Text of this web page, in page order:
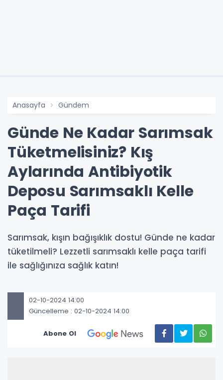
Anasayfa Gündem
Günde Ne Kadar Sarımsak
Tüketmelisiniz? Kış
Aylarında Antibiyotik
Deposu Sarımsaklı Kelle
Paça Tarifi
Sarımsak, kışın bağışıklık dostu! Günde ne kadar
tüketilmeli? Lezzetli sarımsaklı kelle paça tarifi
ile sağlığınıza sağlık katın!
02-10-2024 14:00
Güncelleme : 02-10-2024 14:00
Abone Ol